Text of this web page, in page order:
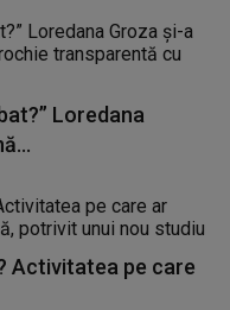
Loredana
Activitatea pe care